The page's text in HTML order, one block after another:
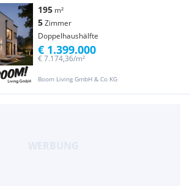
195 m²
5Zimmer
Doppelhaushälfte
Boom Living GmbH & Co KG
€ 7.174,36/m²
€ 1.399.000